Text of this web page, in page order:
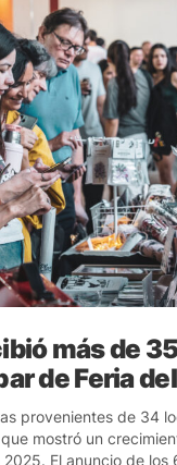
más de
de Feria
provenientes de 34
mostró un
El anuncio de los